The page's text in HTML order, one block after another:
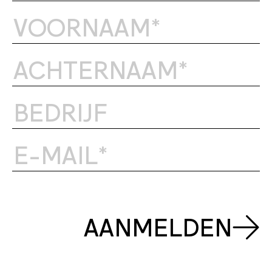
AANMELDEN